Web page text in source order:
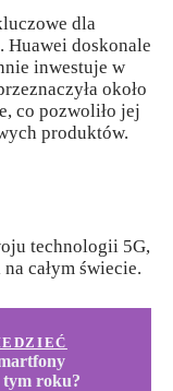
dla
doskonale
inwestuje w
około
co pozwoliło jej
produktów.
technologii 5G,
całym świecie.
tym roku?